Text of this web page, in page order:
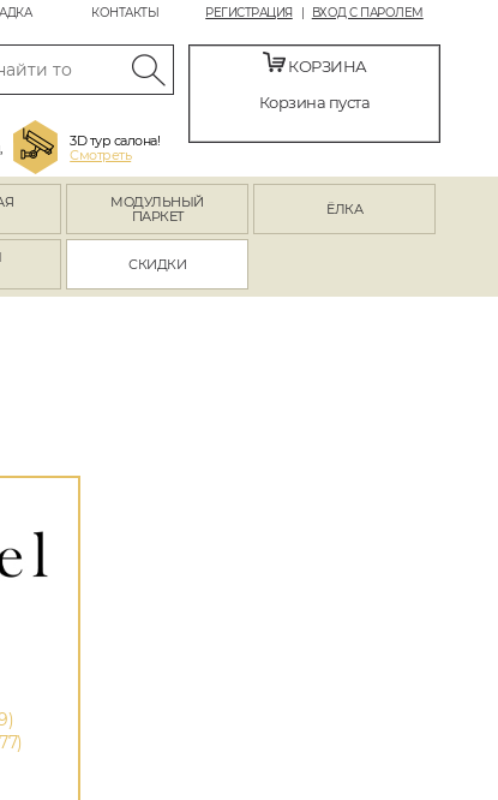
РЕГИСТРАЦИЯ ВХОД С ПАРОЛЕМ
КОНТАКТЫ
3D тур салона!
Смотреть
КОРЗИНА
Корзина пуста
МОДУЛЬНЫЙ
ПАРКЕТ
ЁЛКА
СКИДКИ